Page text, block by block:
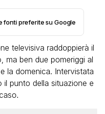
fonti preferite su Google
televisiva raddoppierà il
ma ben due pomeriggi al
la domenica. Intervistata
punto della situazione e